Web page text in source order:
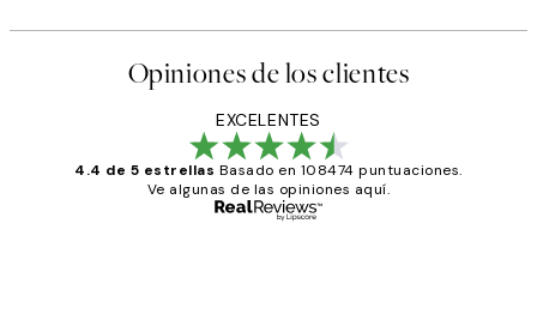
Opiniones de los clientes
EXCELENTES
4.4 de 5 estrellas Basado en 108474 puntuaciones.
Ve algunas de las opiniones aquí.